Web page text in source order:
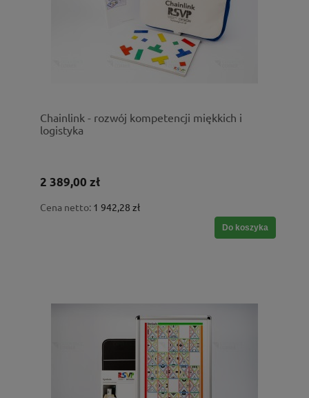
Chainlink - rozwój kompetencji miękkich i
logistyka
2 389,00 zł
Cena netto: 1 942,28 zł
Do koszyka